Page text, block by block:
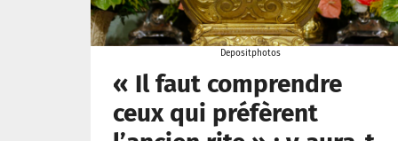
Depositphotos
« Il faut comprendre
ceux qui préfèrent